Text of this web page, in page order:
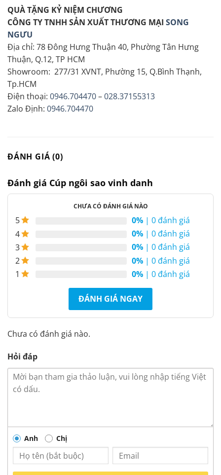
QUÀ TẶNG KỶ NIỆM CHƯƠNG
CÔNG TY TNHH SẢN XUẤT THƯƠNG MẠI SONG
NGƯU
Địa chỉ: 78 Đông Hưng Thuận 40, Phường Tân Hưng
Thuận, Q.12, TP HCM
Showroom: 277/31 XVNT, Phường 15, Q.Bình Thạnh,
Tp.HCM
Điện thoại: 0946.704470–028.37155313
Zalo Định: 0946.704470
ĐÁNH GIÁ (0)
Đánh giá Cúp ngôi sao vinh danh
CHƯA CÓ ĐÁNH GIÁ NÀO
5 0% | 0 đánh giá
4
0% | 0 đánh giá
3
0% | 0 đánh giá
2
0% | 0 đánh giá
1
0% | 0 đánh giá
ĐÁNH GIÁ NGAY
Chưa có đánh giá nào.
Hỏi đáp
Anh Chị